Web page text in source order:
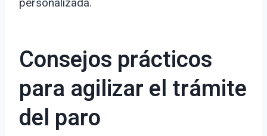
personalizada.
Consejos prácticos
para agilizar el trámite
del paro